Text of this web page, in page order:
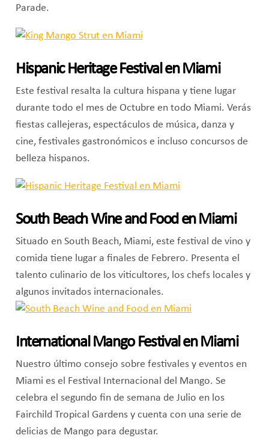
Parade.
Hispanic Heritage Festival en Miami
Este festival resalta la cultura hispana y tiene lugar
durante todo el mes de Octubre en todo Miami. Verás
fiestas callejeras, espectáculos de música, danza y
cine, festivales gastronómicos e incluso concursos de
belleza hispanos.
South Beach Wine and Food en Miami
Situado en South Beach, Miami, este festival de vino y
comida tiene lugar a finales de Febrero. Presenta el
talento culinario de los viticultores, los chefs locales y
algunos invitados internacionales.
International Mango Festival en Miami
Nuestro último consejo sobre festivales y eventos en
Miami es el Festival Internacional del Mango. Se
celebra el segundo fin de semana de Julio en los
Fairchild Tropical Gardens y cuenta con una serie de
delicias de Mango para degustar.